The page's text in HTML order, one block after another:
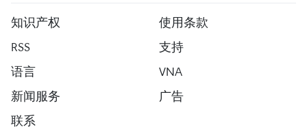
知识产权
使用条款
RSS
支持
语言
VNA
新闻服务
广告
联系